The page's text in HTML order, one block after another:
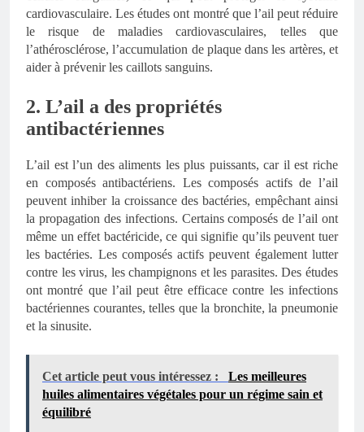
cardiovasculaire. Les études ont montré que l’ail peut réduire
le risque de maladies cardiovasculaires, telles que
l’athérosclérose, l’accumulation de plaque dans les artères, et
aider à prévenir les caillots sanguins.
2. L’ail a des propriétés
antibactériennes
L’ail est l’un des aliments les plus puissants, car il est riche
en composés antibactériens. Les composés actifs de l’ail
peuvent inhiber la croissance des bactéries, empêchant ainsi
la propagation des infections. Certains composés de l’ail ont
même un effet bactéricide, ce qui signifie qu’ils peuvent tuer
les bactéries. Les composés actifs peuvent également lutter
contre les virus, les champignons et les parasites. Des études
ont montré que l’ail peut être efficace contre les infections
bactériennes courantes, telles que la bronchite, la pneumonie
et la sinusite.
Cet article peut vous intéressez :
Les meilleures
huiles alimentaires végétales pour un régime sain et
équilibré